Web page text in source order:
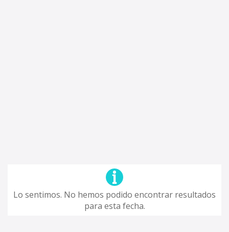
Lo sentimos. No hemos podido encontrar resultados
para esta fecha.